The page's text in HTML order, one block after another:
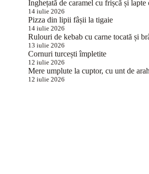
Înghețată de caramel cu frișcă și lapte
14 iulie 2026
Pizza din lipii fâșii la tigaie
14 iulie 2026
Rulouri de kebab cu carne tocată și
13 iulie 2026
Cornuri turcești împletite
12 iulie 2026
Mere umplute la cuptor, cu unt de
12 iulie 2026